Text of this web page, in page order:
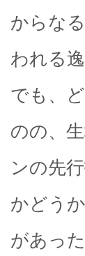
からな
われる
でも、
のの、
ンの先
かどう
があっ